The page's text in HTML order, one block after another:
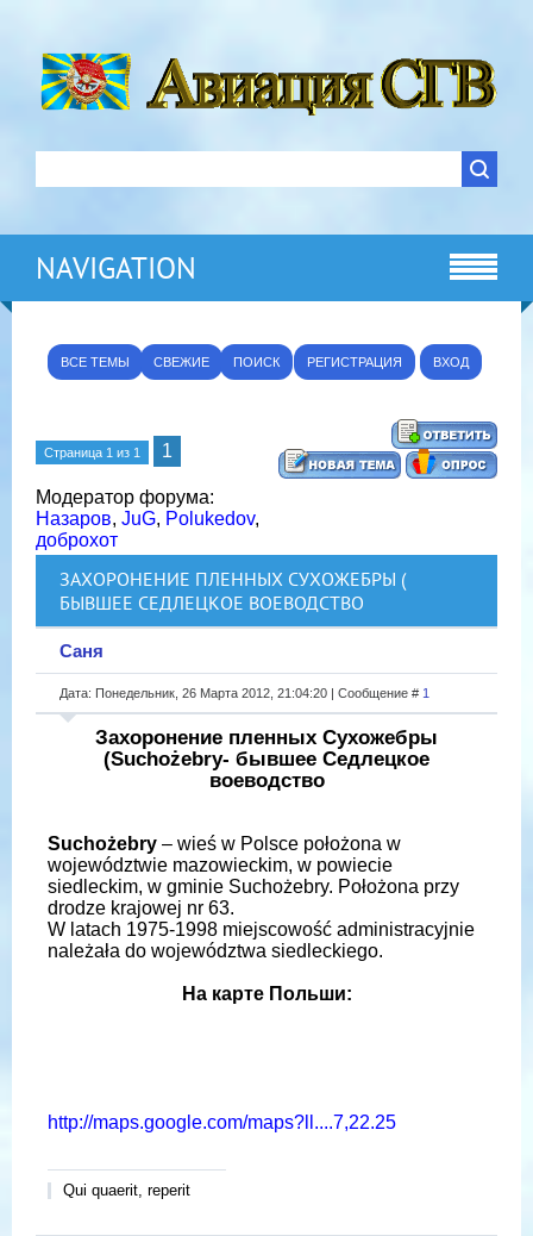
NAVIGATION
ВСЕ ТЕМЫ СВЕЖИЕ ПОИСК РЕГИСТРАЦИЯ ВХОД
Страница 1 из 1 1
Модератор форума:
Назаров, JuG, Polukedov,
доброхот
ЗАХОРОНЕНИЕ ПЛЕННЫХ СУХОЖЕБРЫ (
БЫВШЕЕ СЕДЛЕЦКОЕ ВОЕВОДСТВО
Саня
Дата: Понедельник, 26 Марта 2012, 21:04:20 | Сообщение # 1
Захоронение пленных Сухожебры
(Suchożebry- бывшее Седлецкое
воеводство
Suchożebry – wieś w Polsce położona w
województwie mazowieckim, w powiecie
siedleckim, w gminie Suchożebry. Położona przy
drodze krajowej nr 63.
W latach 1975-1998 miejscowość administracyjnie
należała do województwa siedleckiego.
На карте Польши:
http://maps.google.com/maps?ll....7,22.25
Qui quaerit, reperit